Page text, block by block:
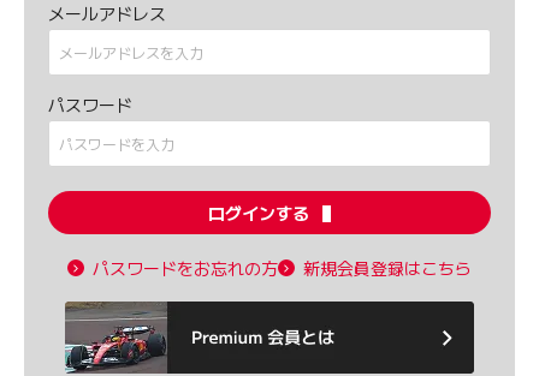
メールアドレス
パスワード
ログインする
パスワードをお忘れの方 新規会員登録はこちら